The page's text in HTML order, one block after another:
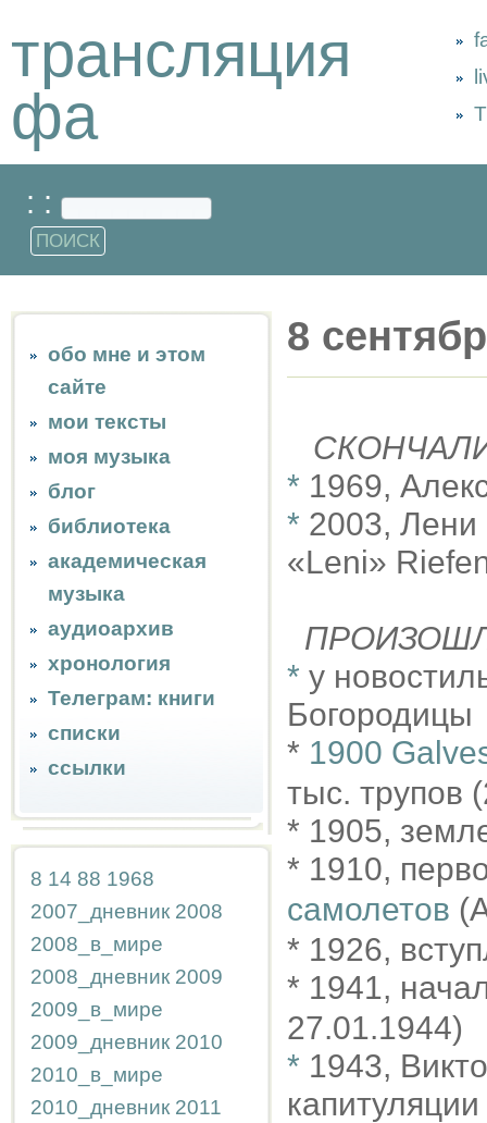
трансляция
фа
: :
обо мне и этом
сайте
мои тексты
моя музыка
блог
библиотека
академическая
музыка
аудиоархив
хронология
Телеграм: книги
списки
ссылки
8 14 88 1968
2007_дневник 2008
2008_в_мире
2008_дневник 2009
2009_в_мире
2009_дневник 2010
2010_в_мире
2010_дневник 2011
8
* 1969,
* 2003,
«Leni»
* у
Богородицы
* 1900
тыс. трупов
* 1905,
* 1910,
самолетов
* 1926,
* 1941,
27.01.1944)
* 1943,